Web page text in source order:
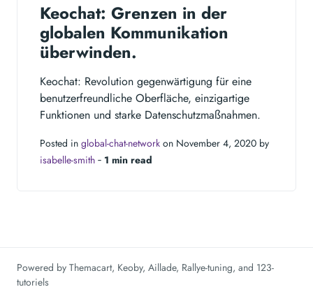
Keochat: Grenzen in der
globalen Kommunikation
überwinden.
Keochat: Revolution gegenwärtigung für eine
benutzerfreundliche Oberfläche, einzigartige
Funktionen und starke Datenschutzmaßnahmen.
Posted in global-chat-network on November 4, 2020 by
isabelle-smith ‐ 1 min read
Powered by Themacart, Keoby, Aillade, Rallye-tuning, and 123-
tutoriels